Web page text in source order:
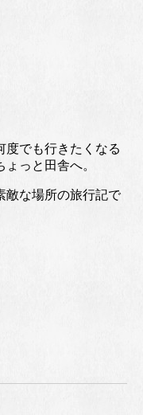
度でも行きたくなる
っと田舎へ。
敵な場所の旅行記で